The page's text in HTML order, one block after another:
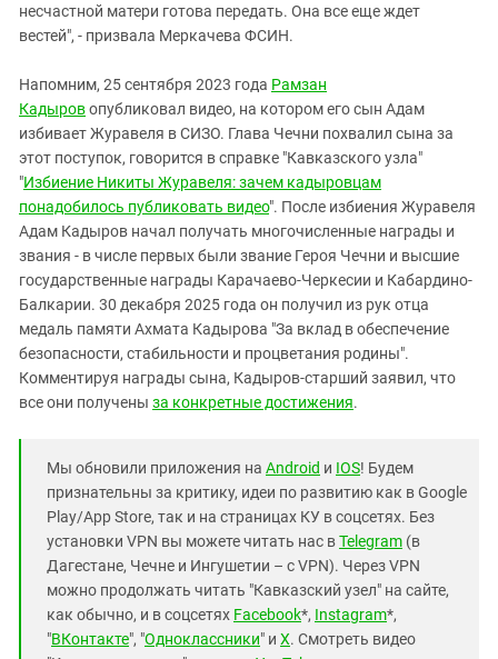
несчастной матери готова передать. Она все еще ждет
вестей", - призвала Меркачева ФСИН.
Напомним, 25 сентября 2023 года Рамзан
Кадыровопубликовал видео, на котором его сын Адам
избивает Журавеля в СИЗО. Глава Чечни похвалил сына за
этот поступок, говорится в справке "Кавказского узла"
"Избиение Никиты Журавеля: зачем кадыровцам
понадобилось публиковать видео". После избиения Журавеля
Адам Кадыров начал получать многочисленные награды и
звания - в числе первых были звание Героя Чечни и высшие
государственные награды Карачаево-Черкесии и Кабардино-
Балкарии. 30 декабря 2025 года он получил из рук отца
медаль памяти Ахмата Кадырова "За вклад в обеспечение
безопасности, стабильности и процветания родины".
Комментируя награды сына, Кадыров-старший заявил, что
все они получены за конкретные достижения.
Мы обновили приложения на Android и IOS! Будем
признательны за критику, идеи по развитию как в Google
Play/App Store, так и на страницах КУ в соцсетях. Без
установки VPN вы можете читать нас вTelegram (в
Дагестане, Чечне и Ингушетии – с VPN). Через VPN
можно продолжать читать "Кавказский узел" на сайте,
как обычно, и в соцсетях Facebook*, Instagram*,
"ВКонтакте", "Одноклассники" и X. Смотреть видео